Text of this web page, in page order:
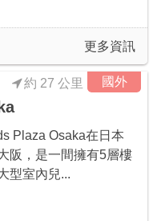
更多資訊
國外
約 27 公里
Plaza Osaka在日本
阪，是一間擁有5層樓
型室內兒...